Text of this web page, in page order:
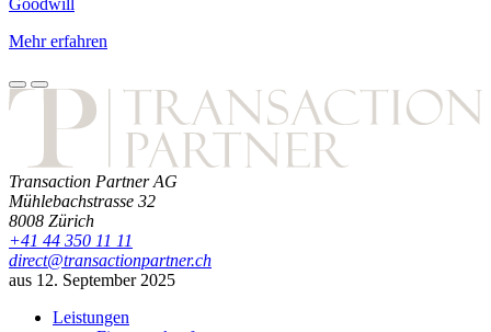
Mehr erfahren
Transaction Partner AG
Mühlebachstrasse 32
8008 Zürich
+41 44 350 11 11
direct@transactionpartner.ch
aus 12. September 2025
Leistungen